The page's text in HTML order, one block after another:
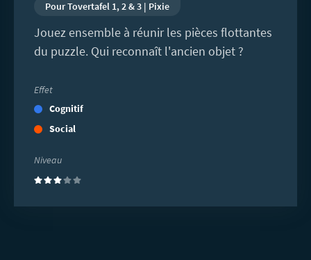
Pour Tovertafel 1, 2 & 3 | Pixie
Jouez ensemble à réunir les pièces flottantes
du puzzle. Qui reconnaît l'ancien objet ?
Effet
Cognitif
Social
Niveau
(3)